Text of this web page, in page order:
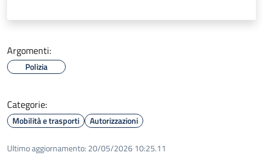
Argomenti:
Polizia
Categorie:
Mobilità e trasporti Autorizzazioni
Ultimo aggiornamento: 20/05/2026 10:25.11